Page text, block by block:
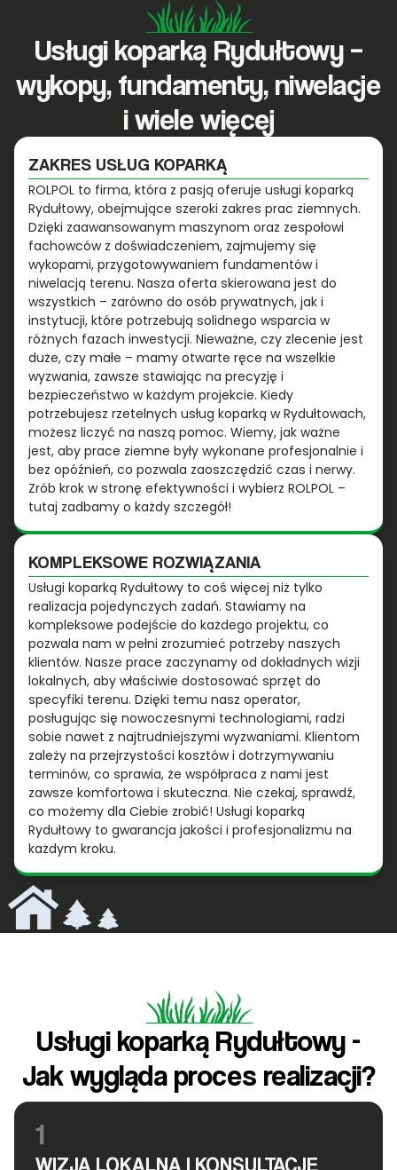
Usługi koparką Rydułtowy –
wykopy, fundamenty, niwelacje
i wiele więcej
ZAKRES USŁUG KOPARKĄ
ROLPOL to firma, która z pasją oferuje usługi koparką
Rydułtowy, obejmujące szeroki zakres prac ziemnych.
Dzięki zaawansowanym maszynom oraz zespołowi
fachowców z doświadczeniem, zajmujemy się
wykopami, przygotowywaniem fundamentów i
niwelacją terenu. Nasza oferta skierowana jest do
wszystkich – zarówno do osób prywatnych, jak i
instytucji, które potrzebują solidnego wsparcia w
różnych fazach inwestycji. Nieważne, czy zlecenie jest
duże, czy małe – mamy otwarte ręce na wszelkie
wyzwania, zawsze stawiając na precyzję i
bezpieczeństwo w każdym projekcie. Kiedy
potrzebujesz rzetelnych usług koparką w Rydułtowach,
możesz liczyć na naszą pomoc. Wiemy, jak ważne
jest, aby prace ziemne były wykonane profesjonalnie i
bez opóźnień, co pozwala zaoszczędzić czas i nerwy.
Zrób krok w stronę efektywności i wybierz ROLPOL –
tutaj zadbamy o każdy szczegół!
KOMPLEKSOWE ROZWIĄZANIA
Usługi koparką Rydułtowy to coś więcej niż tylko
realizacja pojedynczych zadań. Stawiamy na
kompleksowe podejście do każdego projektu, co
pozwala nam w pełni zrozumieć potrzeby naszych
klientów. Nasze prace zaczynamy od dokładnych wizji
lokalnych, aby właściwie dostosować sprzęt do
specyfiki terenu. Dzięki temu nasz operator,
posługując się nowoczesnymi technologiami, radzi
sobie nawet z najtrudniejszymi wyzwaniami. Klientom
zależy na przejrzystości kosztów i dotrzymywaniu
terminów, co sprawia, że współpraca z nami jest
zawsze komfortowa i skuteczna. Nie czekaj, sprawdź,
co możemy dla Ciebie zrobić! Usługi koparką
Rydułtowy to gwarancja jakości i profesjonalizmu na
każdym kroku.
Usługi koparką Rydułtowy -
Jak wygląda proces realizacji?
1
WIZJA LOKALNA I KONSULTACJE